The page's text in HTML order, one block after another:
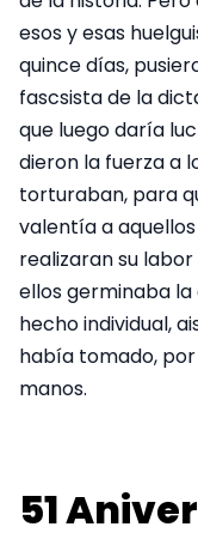
esos y esas
quince días,
fascsista de la
que luego daría
dieron la fuerza a
torturaban, para
valentía a
realizaran su
ellos germinaba
hecho individual,
había tomado, por
manos.
51